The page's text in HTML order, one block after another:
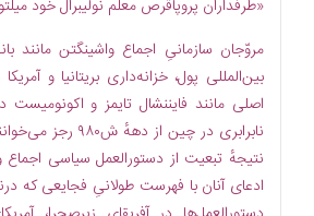
«طرفداران پروپاقرص معلم نو‏لیبرال خود
مروّجان سازمانیِ اجماع واشینگتن مانند
بین‏‌المللی پول، خزانه‌‏داری بریتانیا و
اصلی مانند فایننشال ‏تایمز و
نابرابری در چین از
نتیجهٔ تبعیت از دستورالعمل سیاسی اجماع
ادعای آنان با فهرست طولانیِ فجایعی که